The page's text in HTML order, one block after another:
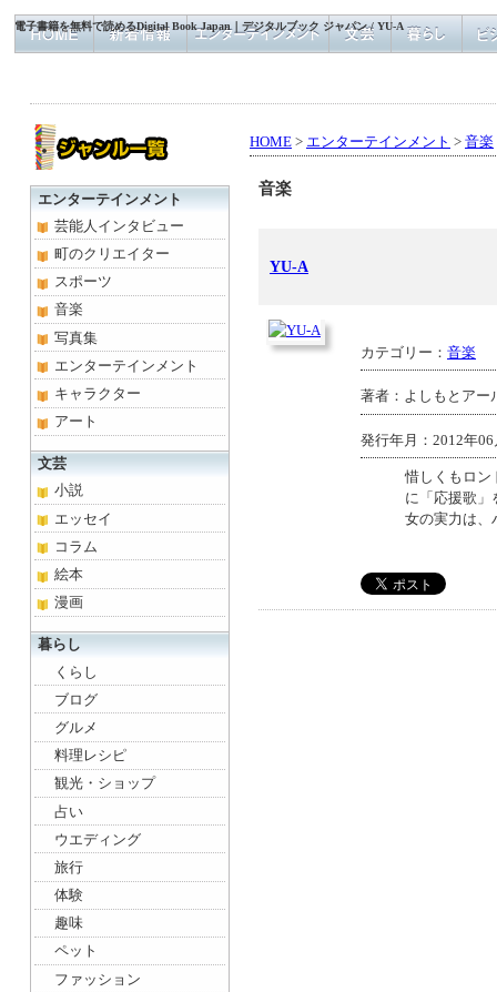
電子書籍を無料で読めるDigital Book Japan｜デジタルブック ジャパン / YU-A
HOME > エンターテインメント > 音楽
音楽
YU-A
カテゴリー： 音楽
著者：よしもとアー
発行年月：2012年06
惜しくもロン
に「応援歌」
女の実力は、
エンターテインメント
芸能人インタビュー
町のクリエイター
スポーツ
音楽
写真集
エンターテインメント
キャラクター
アート
文芸
小説
エッセイ
コラム
絵本
漫画
暮らし
くらし
ブログ
グルメ
料理レシピ
観光・ショップ
占い
ウエディング
旅行
体験
趣味
ペット
ファッション